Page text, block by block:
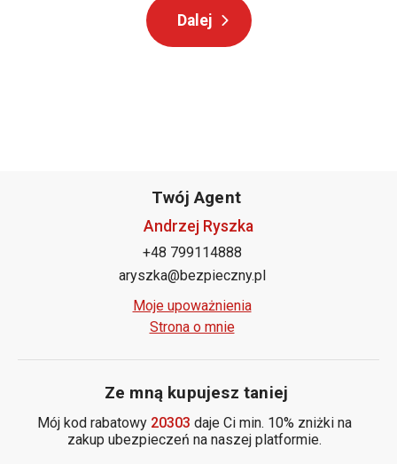
Twój Agent
Andrzej Ryszka
+48 799114888
aryszka@bezpieczny.pl
Moje upoważnienia
Strona o mnie
Ze mną kupujesz taniej
Mój kod rabatowy 20303 daje Ci min. 10% zniżki na
zakup ubezpieczeń na naszej platformie.